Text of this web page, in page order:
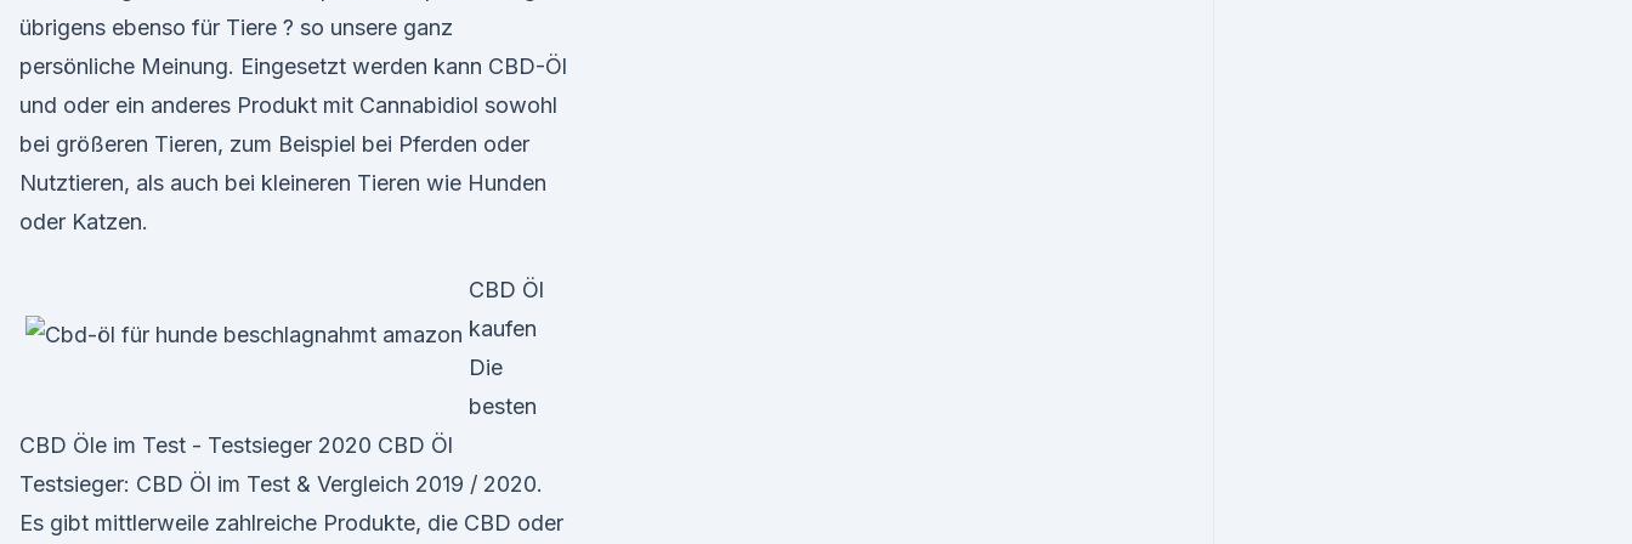
übrigens ebenso für Tiere ? so unsere ganz
persönliche Meinung. Eingesetzt werden kann CBD-Öl
und oder ein anderes Produkt mit Cannabidiol sowohl
bei größeren Tieren, zum Beispiel bei Pferden oder
Nutztieren, als auch bei kleineren Tieren wie Hunden
oder Katzen.
CBD Öl
kaufen
Die
besten
CBD Öle im Test - Testsieger 2020 CBD Öl
Testsieger: CBD Öl im Test & Vergleich 2019 / 2020.
Es gibt mittlerweile zahlreiche Produkte, die CBD oder